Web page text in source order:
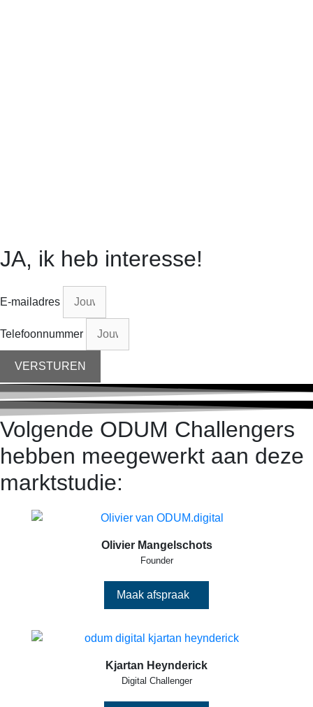
JA, ik heb interesse!
E-mailadres
Telefoonnummer
VERSTUREN
Volgende ODUM Challengers
hebben meegewerkt aan deze
marktstudie:
Olivier Mangelschots
Founder
Maak afspraak
Kjartan Heynderick
Digital Challenger